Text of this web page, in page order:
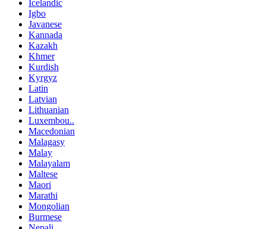
Icelandic
Igbo
Javanese
Kannada
Kazakh
Khmer
Kurdish
Kyrgyz
Latin
Latvian
Lithuanian
Luxembou..
Macedonian
Malagasy
Malay
Malayalam
Maltese
Maori
Marathi
Mongolian
Burmese